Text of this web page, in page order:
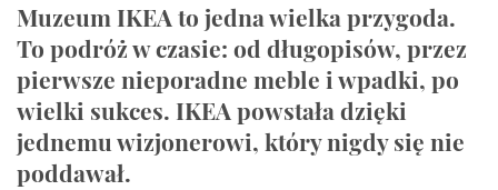
Muzeum IKEA to jedna wielka przygoda.
To podróż w czasie: od długopisów, przez
pierwsze nieporadne meble i wpadki, po
wielki sukces. IKEA powstała dzięki
jednemu wizjonerowi, który nigdy się nie
poddawał.